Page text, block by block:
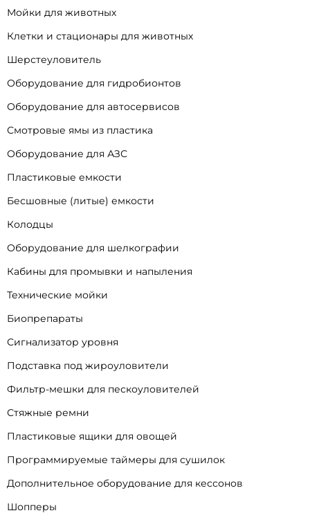
Мойки для животных
Клетки и стационары для животных
Шерстеуловитель
Оборудование для гидробионтов
Оборудование для автосервисов
Смотровые ямы из пластика
Оборудование для АЗС
Пластиковые емкости
Бесшовные (литые) емкости
Колодцы
Оборудование для шелкографии
Кабины для промывки и напыления
Технические мойки
Биопрепараты
Сигнализатор уровня
Подставка под жироуловители
Фильтр-мешки для пескоуловителей
Стяжные ремни
Пластиковые ящики для овощей
Программируемые таймеры для сушилок
Дополнительное оборудование для кессонов
Шопперы